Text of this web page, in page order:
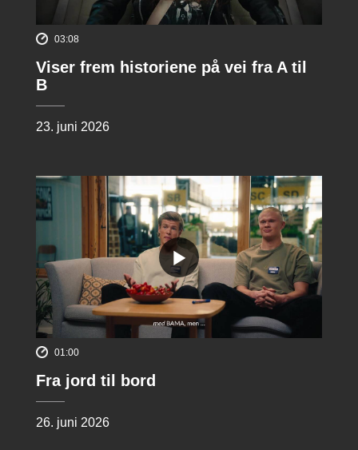
03:08
Viser frem historiene på vei fra A til
B
23. juni 2026
01:00
Fra jord til bord
26. juni 2026